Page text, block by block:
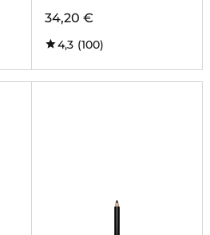
34,20 €
4,3 (100)